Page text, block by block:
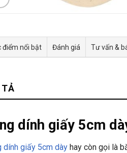
điểm nổi bật Đánh giá Tư vấn &
dính giấy 5cm
dính giấy 5cm dày hay còn gọi là